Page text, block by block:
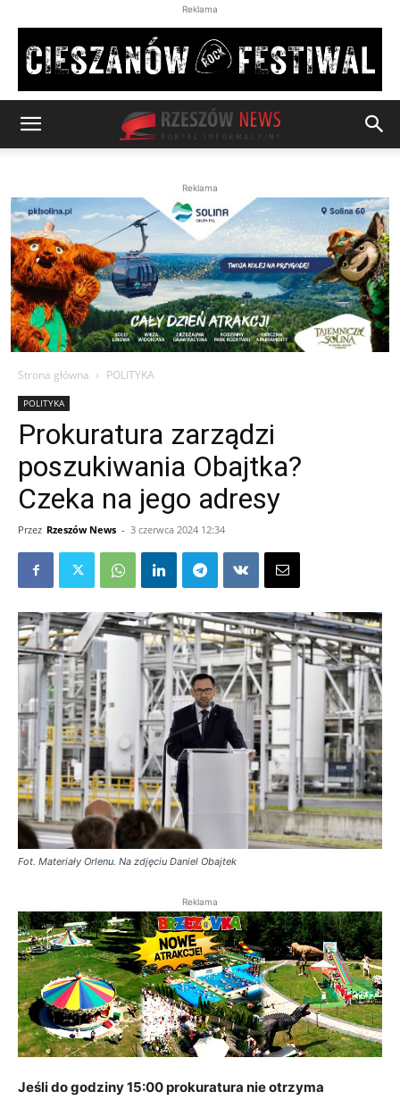
Reklama
Reklama
Strona główna POLITYKA
POLITYKA
Prokuratura zarządzi
poszukiwania Obajtka?
Czeka na jego adresy
Przez Rzeszów News - 3 czerwca 2024 12:34
Fot. Materiały Orlenu. Na zdjęciu Daniel Obajtek
Reklama
Jeśli do godziny 15:00 prokuratura nie otrzyma